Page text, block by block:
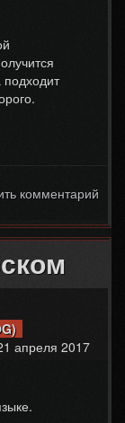
В RUST
комментарий
апреля 2017